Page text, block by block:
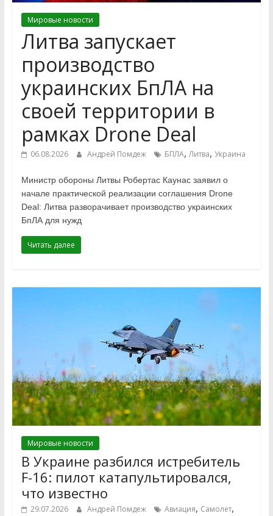
Мировые новости
Литва запускает
производство
украинских БпЛА на
своей территории в
рамках Drone Deal
06.08.2026 Андрей Помдеж БПЛА,Литва, Украина
Министр обороны Литвы Робертас Каунас заявил о
начале практической реализации соглашения Drone
Deal: Литва разворачивает производство украинских
БпЛА для нужд
Читать далее
Мировые новости
В Украине разбился истребитель
F-16: пилот катапультировался,
что известно
29.07.2026 Андрей Помдеж Авиация, Самолет,